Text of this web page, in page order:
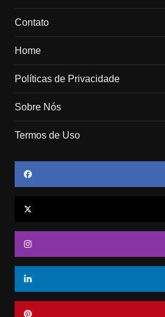
Contato
Home
Políticas de Privacidade
Sobre Nós
Termos de Uso